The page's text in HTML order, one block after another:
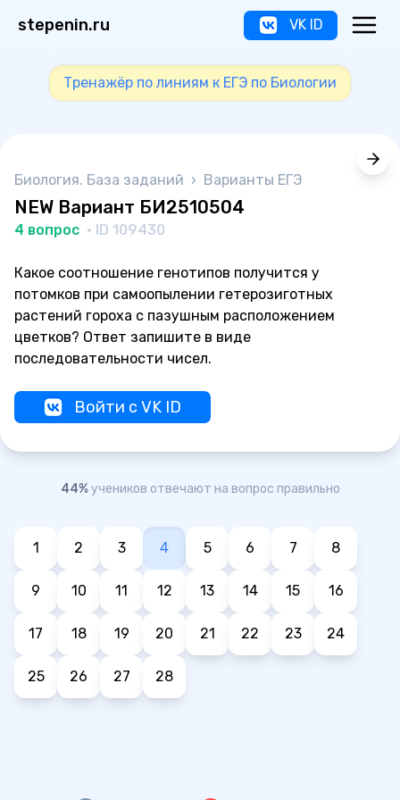
stepenin.ru VK ID
Тренажёр по линиям к ЕГЭ по Биологии
Биология. База заданий › Варианты ЕГЭ
NEW Вариант БИ2510504
4 вопрос · ID 109430
Какое соотношение генотипов получится у
потомков при самоопылении гетерозиготных
растений гороха с пазушным расположением
цветков? Ответ запишите в виде
последовательности чисел.
Войти с VK ID
44%учеников отвечают на вопрос правильно
1 2 3 4 5 6 7 8
9 10 11 12 13 14 15 16
17 18 19 20 21 22 23 24
25 26 27 28